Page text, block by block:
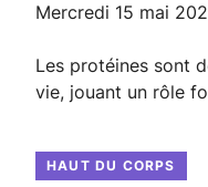
mercredi 15 mai
Les protéines sont
vie, jouant un rôle
HAUT DU CORPS